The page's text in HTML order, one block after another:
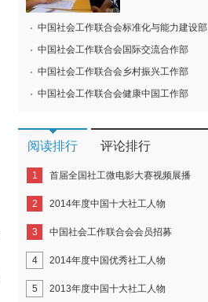
中国社会工作联合会标准化与能力建设部
中国社会工作联合会国际交流合作部
中国社会工作联合会乡村振兴工作部
中国社会工作联合会健康中国工作部
阅读排行 评论排行
1 首届全国社工微电影大赛视频展播
2 2014年度中国十大社工人物
3 中国社会工作联合会会员招募
4 2014年度中国优秀社工人物
5 2013年度中国十大社工人物